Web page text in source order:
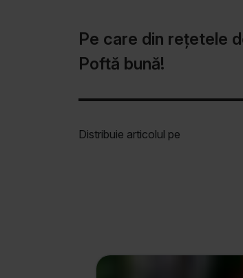
Pe care din rețetele
Poftă bună!
Distribuie articolul pe